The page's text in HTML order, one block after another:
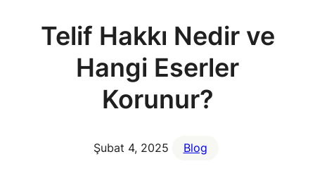
Telif Hakkı Nedir ve
Hangi Eserler
Korunur?
Şubat 4, 2025 Blog